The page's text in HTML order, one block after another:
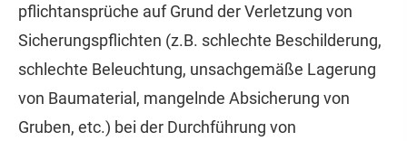
pflichtansprüche auf Grund der Verletzung von
Sicherungspflichten (z.B. schlechte Beschilderung,
schlechte Beleuchtung, unsachgemäße Lagerung
von Baumaterial, mangelnde Absicherung von
Gruben, etc.) bei der Durchführung von